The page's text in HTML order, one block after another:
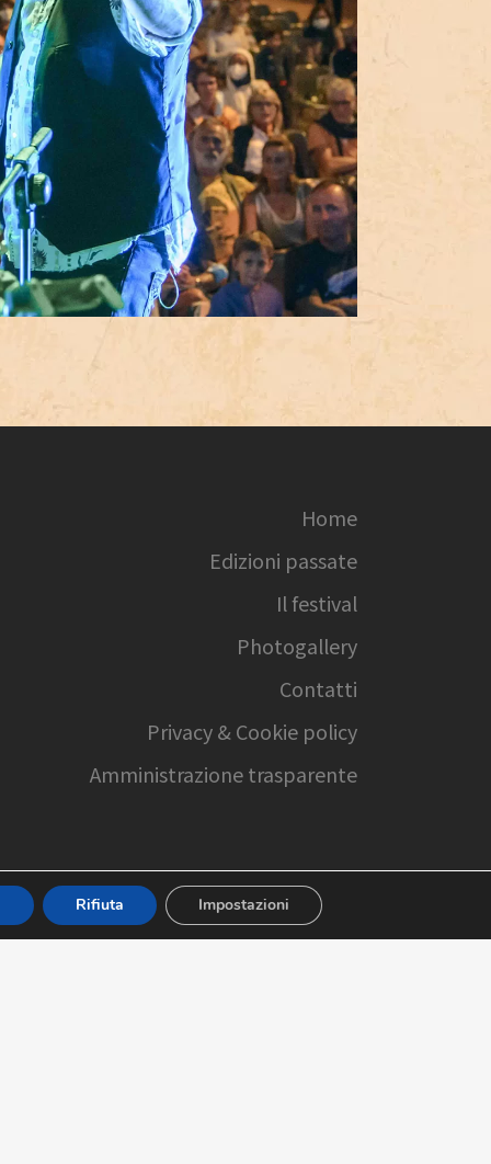
Home
Edizioni passate
Il festival
Photogallery
Contatti
Privacy & Cookie policy
Amministrazione trasparente
Rifiuta Impostazioni